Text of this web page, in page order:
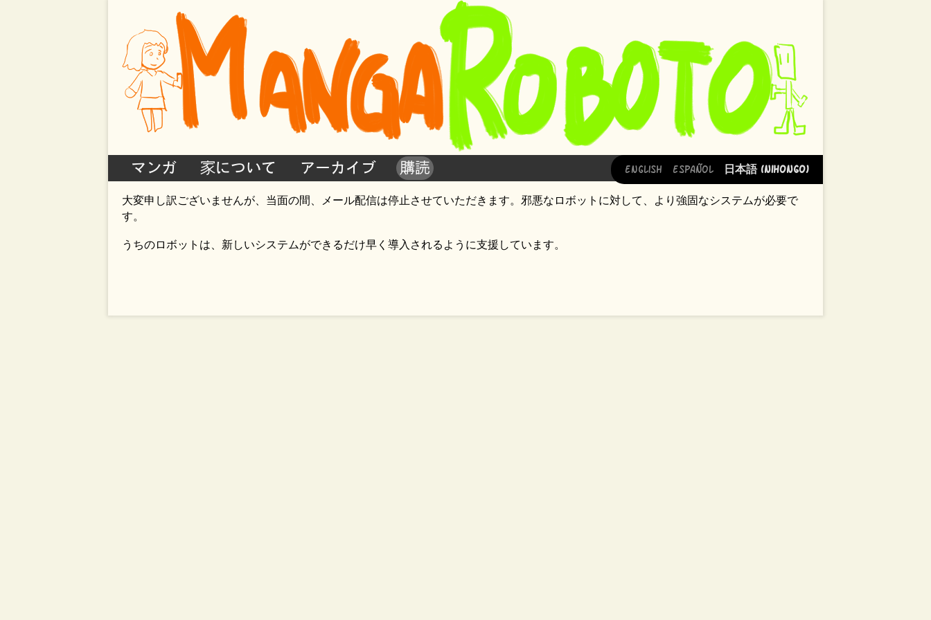
マンガ 家について アーカイブ 購読 English Español 日本語 (Nihongo)
大変申し訳ございませんが、当面の間、メール配信は停止させていただきます。邪悪なロボットに対して、より強固なシステムが必要で
す。
うちのロボットは、新しいシステムができるだけ早く導入されるように支援しています。